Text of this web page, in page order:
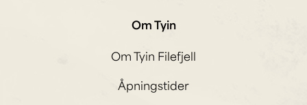
Om Tyin
Om Tyin Filefjell
Åpningstider